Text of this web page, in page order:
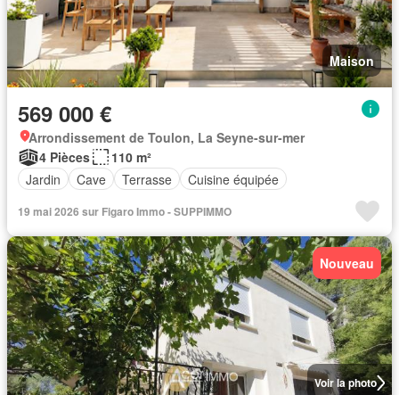
Maison
569 000 €
Arrondissement de Toulon, La Seyne-sur-mer
4 Pièces
110 m²
Jardin
Cave Terrasse Cuisine équipée
19 mai 2026 sur Figaro Immo - SUPPIMMO
Voir la photo
Nouveau